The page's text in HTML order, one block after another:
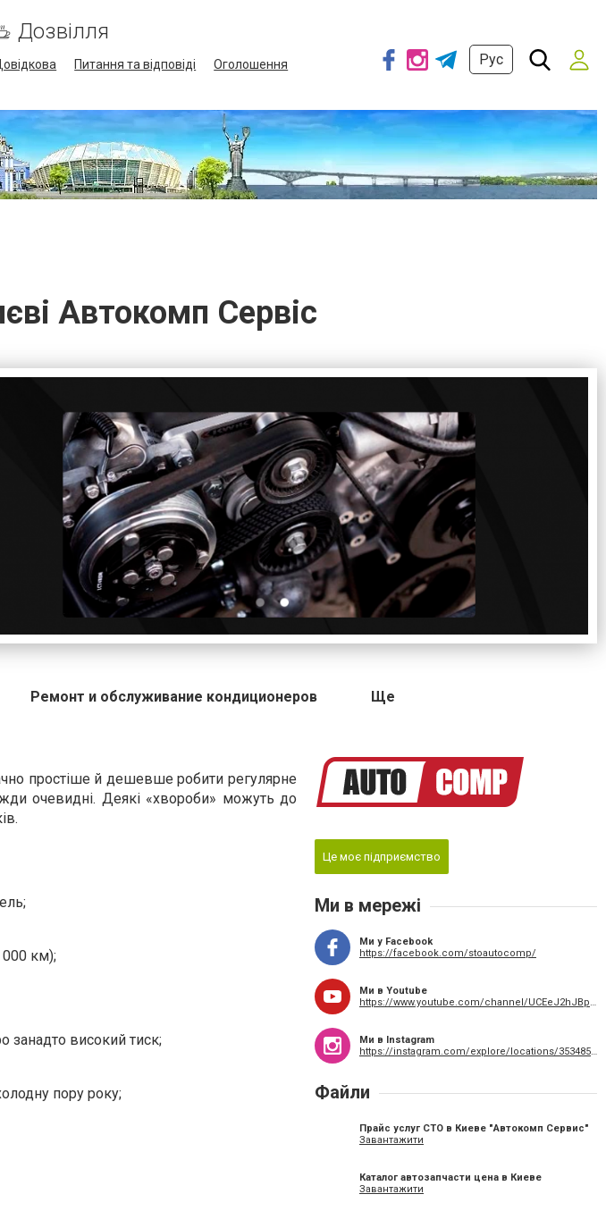
Дозвілля
Питання та відповіді
Оголошення
Рус
Автокомп Сервіс
Ремонт и обслуживание кондиционеров Ще
простіше й дешевше робити регулярне
очевидні. Деякі «хвороби» можуть до
000 км);
занадто високий тиск;
пору року;
Це моє підприємство
Ми в мережі
Ми у Facebook
https://facebook.com/stoautocomp/
Ми в Youtube
https://www.youtube.com/channel/UCEeJ2hJBpdhuNWqnQUbuwlw
Ми в Instagram
https://instagram.com/explore/locations/353485985045110/?hl=ru
Файли
Прайс услуг СТО в Киеве "Автокомп Сервис"
Завантажити
Каталог автозапчасти цена в Киеве
Завантажити